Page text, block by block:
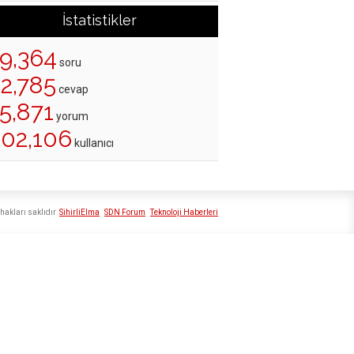
İstatistikler
soru
cevap
yorum
kullanıcı
SihirliElma SDN Forum Teknoloji Haberleri
saklıdır